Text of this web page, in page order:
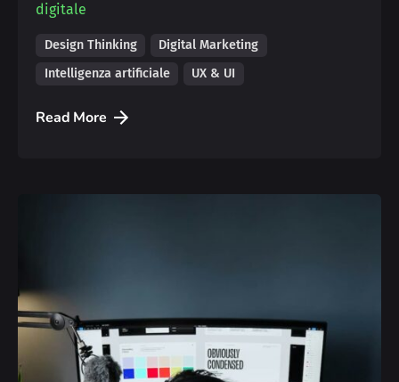
digitale
Design Thinking
Digital Marketing
Intelligenza artificiale
UX & UI
Read More